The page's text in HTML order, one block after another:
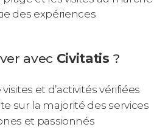
des expériences
avec Civitatis ?
et d’activités vérifiées
sur la majorité des services
et passionnés